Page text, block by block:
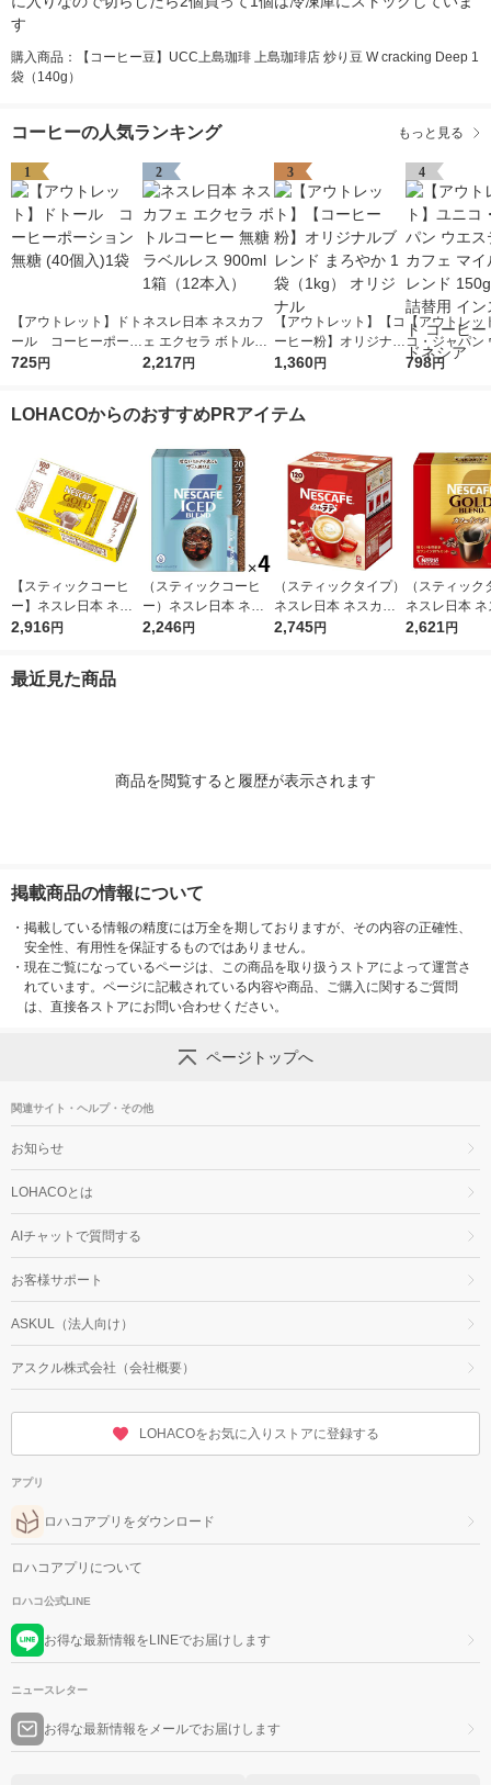
す
購入商品：【コーヒー豆】UCC上島珈琲 上島珈琲店 炒り豆 W cracking Deep 1
袋（140g）
コーヒーの人気ランキング もっと見る
1
【アウトレット】ドト
ール コーヒーポーシ
ョン 無糖 (40個入)1袋
725円
2
ネスレ日本 ネスカフ
ェ エクセラ ボトルコ
ーヒー 無糖 ラベルレ
2,217円
3
【アウトレット】【コ
ーヒー粉】オリジナル
ブレンド まろやか 1
1,360円
4
【アウトレッ
コ・ジャパン
ティンカフェ
798円
LOHACOからのおすすめPRアイテム
【スティックコーヒ
ー】ネスレ日本 ネス
カフェ ゴールドブレ
2,916円
（スティックコーヒ
ー）ネスレ日本 ネス
カフェ アイスブレン
2,246円
（スティックタイプ）
ネスレ日本 ネスカフ
ェ エクセラ ふわラテ
2,745円
（スティック
ネスレ日本
ェゴールドブ
2,621円
最近見た商品
商品を閲覧すると履歴が表示されます
掲載商品の情報について
・ 掲載している情報の精度には万全を期しておりますが、その内容の正確性、
安全性、有用性を保証するものではありません。
・ 現在ご覧になっているページは、この商品を取り扱うストアによって運営さ
れています。ページに記載されている内容や商品、ご購入に関するご質問
は、直接各ストアにお問い合わせください。
ページトップへ
関連サイト・ヘルプ・その他
お知らせ
LOHACOとは
AIチャットで質問する
お客様サポート
ASKUL（法人向け）
アスクル株式会社（会社概要）
LOHACOをお気に入りストアに登録する
アプリ
ロハコアプリをダウンロード
ロハコアプリについて
ロハコ公式LINE
お得な最新情報をLINEでお届けします
ニュースレター
お得な最新情報をメールでお届けします